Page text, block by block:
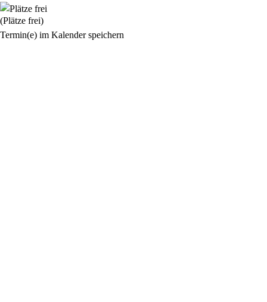
(Plätze frei)
Termin(e) im Kalender speichern